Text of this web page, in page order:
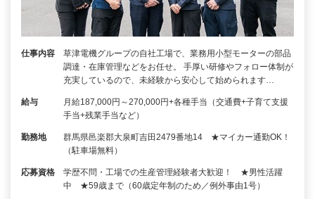
仕事内容
草津電機グループの自社工場で、業務用小型モーターの部品
調達・在庫管理などをお任せ。 手厚い研修やフォロー体制が
充実しているので、未経験から安心して始められます…
給与
月給187,000円～270,000円+各種手当（交通費+子育て支援
手当+残業手当など）
勤務地
群馬県邑楽郡大泉町吉田2479番地14 ★マイカー通勤OK！
（駐車場無料）
応募資格
学歴不問・工場での生産管理経験者大歓迎！ ★男性活躍
中 ★59歳まで（60歳定年制のため／例外事由1号）